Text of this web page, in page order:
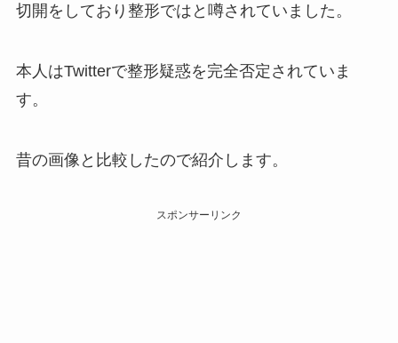
切開をしており整形ではと噂されていました。
本人はTwitterで整形疑惑を完全否定されていま
す。
昔の画像と比較したので紹介します。
スポンサーリンク